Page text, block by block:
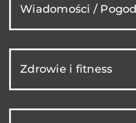
Wiadomości /
Zdrowie i fitness